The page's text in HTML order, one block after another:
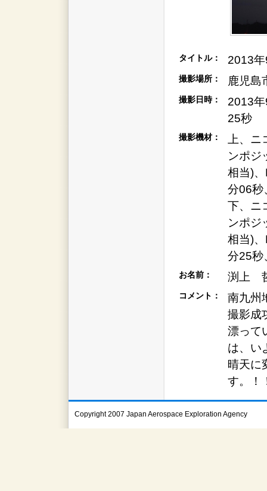
タイトル： 2013
撮影場所： 鹿児島
撮影日時：
2013
25秒
撮影機材：
上、
ンポジ
相当)
分06秒
下、ニ
ンポジ
相当)
分25秒
お名前： 渕上
コメント：
南九州
撮影成
漂って
は、い
晴天に
す。！
Copyright 2007 Japan Aerospace Exploration Agency